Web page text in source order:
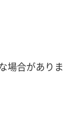
場合がありま